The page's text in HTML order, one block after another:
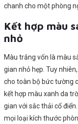
chanh cho một phòng
Kết hợp màu
nhỏ
Màu trắng vốn là màu
gian nhỏ hẹp. Tuy
cho toàn bộ bức tường
kết hợp màu xanh da
gian với sắc thải cổ
mọi loại kích thước